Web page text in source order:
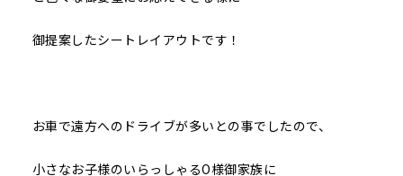
御提案したシートレイアウトです！
お車で遠方へのドライブが多いとの事でしたので、
小さなお子様のいらっしゃるO様御家族に